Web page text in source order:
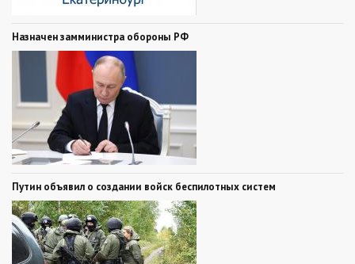
Назначен замминистра обороны РФ
Путин объявил о создании войск беспилотных систем